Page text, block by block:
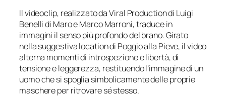
Il videoclip, realizzato da Viral Production di Luigi
Benelli di Maro e Marco Marroni, traduce in
immagini il senso più profondo del brano. Girato
nella suggestiva location di Poggio alla Pieve, il video
alterna momenti di introspezione e libertà, di
tensione e leggerezza, restituendo l’immagine di un
uomo che si spoglia simbolicamente delle proprie
maschere per ritrovare sé stesso.